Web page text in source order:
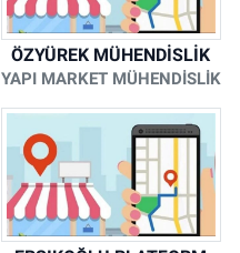
ÖZYÜREK MÜHENDİSLİK
YAPI MARKET MÜHENDİSLİK